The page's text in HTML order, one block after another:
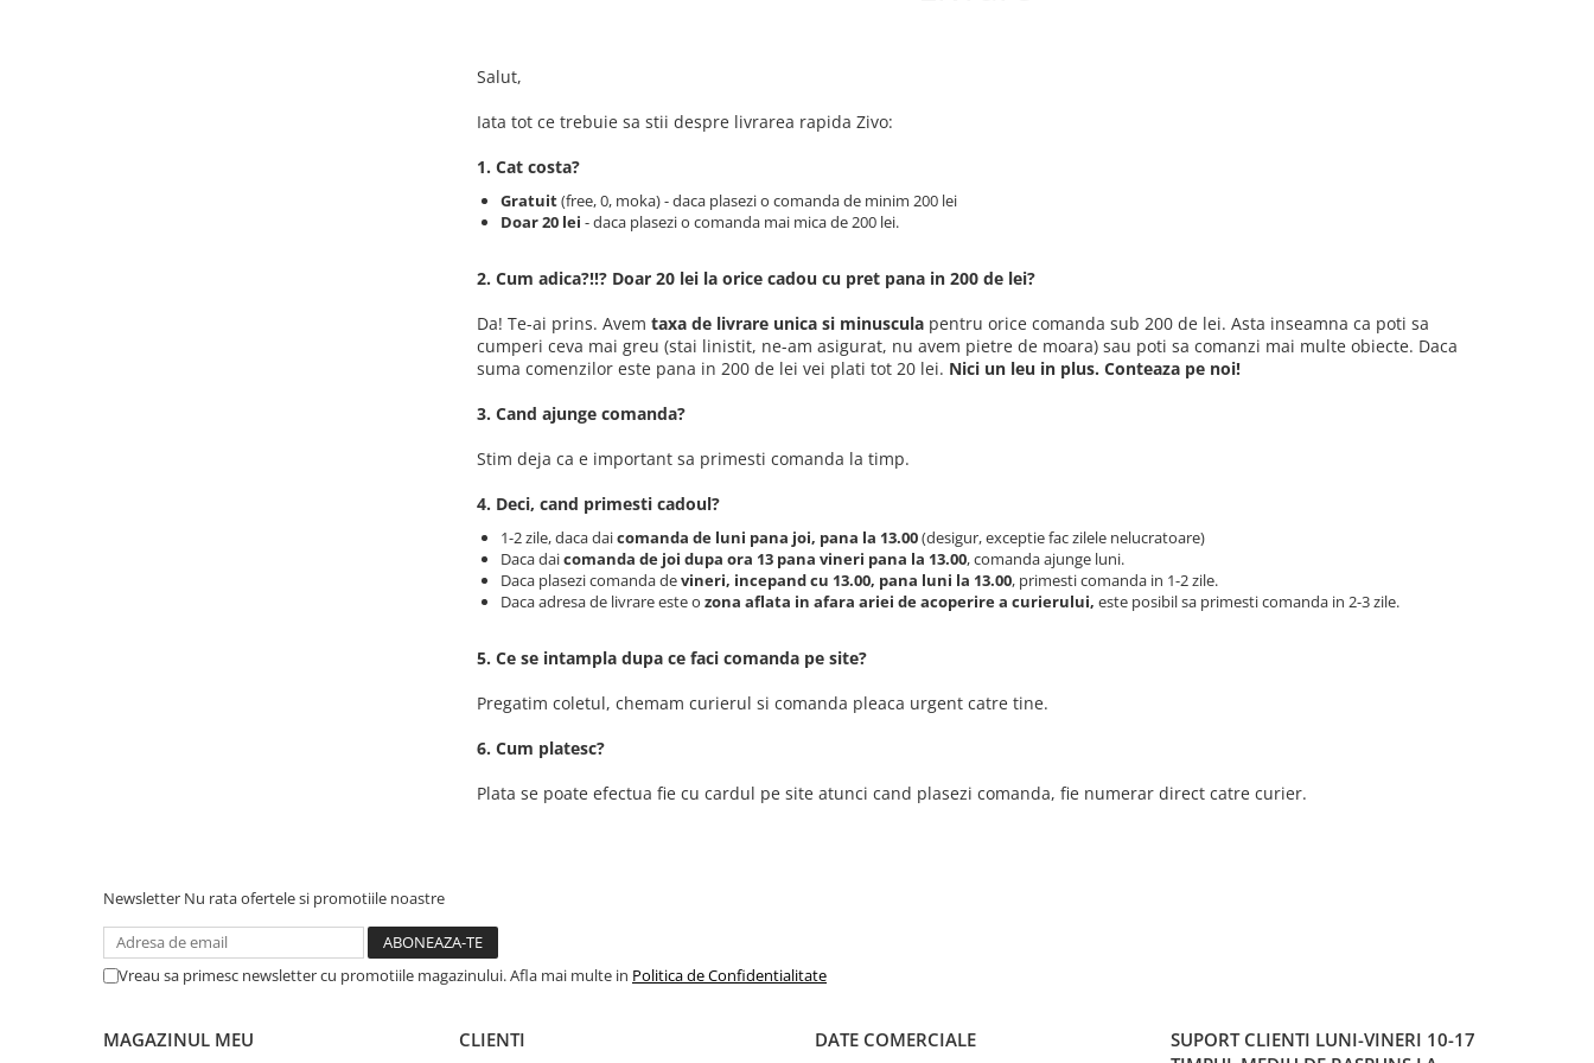
Salut,
Iata tot ce trebuie sa stii despre livrarea rapida Zivo:
1. Cat costa?
Gratuit(free, 0, moka) - daca plasezi o comanda de minim 200 lei
Doar 20 lei - daca plasezi o comanda mai mica de 200 lei.
2. Cum adica?!!? Doar 20 lei la orice cadou cu pret pana in 200 de lei?
Da! Te-ai prins. Avem taxa de livrare unica si minuscula pentru orice comanda sub 200 de lei. Asta inseamna ca poti sa
cumperi ceva mai greu (stai linistit, ne-am asigurat, nu avem pietre de moara) sau poti sa comanzi mai multe obiecte. Daca
suma comenzilor este pana in 200 de lei vei plati tot 20 lei. Nici un leu in plus. Conteaza pe noi!
3. Cand ajunge comanda?
Stim deja ca e important sa primesti comanda la timp.
4. Deci, cand primesti cadoul?
1-2 zile, daca daicomanda de luni pana joi, pana la 13.00(desigur, exceptie fac zilele nelucratoare)
Daca daicomanda de joi dupa ora 13 pana vineri pana la 13.00, comanda ajunge luni.
Daca plasezi comanda devineri, incepand cu 13.00, pana luni la 13.00, primesti comanda in 1-2 zile.
Daca adresa de livrare este o zona aflata in afara ariei de acoperire a curierului, este posibil sa primesti comanda in 2-3 zile.
5. Ce se intampla dupa ce faci comanda pe site?
Pregatim coletul, chemam curierul si comanda pleaca urgent catre tine.
6. Cum platesc?
Plata se poate efectua fie cu cardul pe site atunci cand plasezi comanda, fie numerar direct catre curier.
Newsletter Nu rata ofertele si promotiile noastre
Vreau sa primesc newsletter cu promotiile magazinului. Afla mai multe in Politica de Confidentialitate
MAGAZINUL MEU CLIENTI DATE COMERCIALE SUPORT CLIENTI LUNI-VINERI 10-17